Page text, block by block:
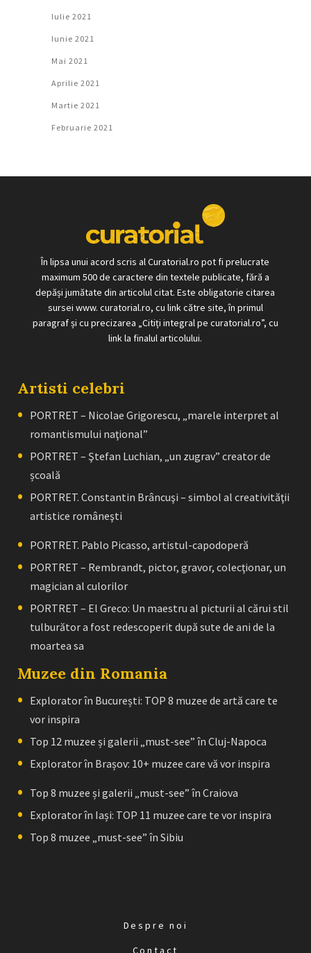
Iulie 2021
Iunie 2021
Mai 2021
Aprilie 2021
Martie 2021
Februarie 2021
În lipsa unui acord scris al Curatorial.ro pot fi prelucrate
maximum 500 de caractere din textele publicate, fără a
depăși jumătate din articolul citat. Este obligatorie citarea
sursei www. curatorial.ro, cu link către site, în primul
paragraf și cu precizarea „Citiți integral pe curatorial.ro”, cu
link la finalul articolului.
Artisti celebri
PORTRET – Nicolae Grigorescu, „marele interpret al
romantismului naţional”
PORTRET – Ştefan Luchian, „un zugrav” creator de
școală
PORTRET. Constantin Brâncuşi – simbol al creativităţii
artistice româneşti
PORTRET. Pablo Picasso, artistul-capodoperă
PORTRET – Rembrandt, pictor, gravor, colecţionar, un
magician al culorilor
PORTRET – El Greco: Un maestru al picturii al cărui stil
tulburător a fost redescoperit după sute de ani de la
moartea sa
Muzee din Romania
Explorator în București: TOP 8 muzee de artă care te
vor inspira
Top 12 muzee și galerii „must-see” în Cluj-Napoca
Explorator în Brașov: 10+ muzee care vă vor inspira
Top 8 muzee și galerii „must-see” în Craiova
Explorator în Iași: TOP 11 muzee care te vor inspira
Top 8 muzee „must-see” în Sibiu
Despre noi
Contact